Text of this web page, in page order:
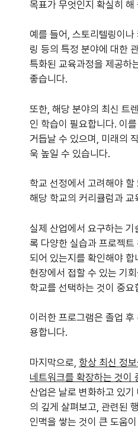
목표가 무엇인지 확실히 해
예를 들어, 스토리텔링이
링 등의 특정 분야에 대한
특화된 교육과정을 제공하
좋습니다.
또한, 해당 분야의 최신 트
인 학습이 필요합니다. 이
거듭날 수 있으며, 미래의
욱 높일 수 있습니다.
학교 선정에서 고려해야
해당 학교의 커리큘럼과 교
실제 산업에서 요구하는
록 다양한 실습과 프로젝트
되어 있는지를 확인해야
현장에서 접할 수 있는 기
학교를 선택하는 것이 중요
이러한 프로그램은 졸업
용합니다.
마지막으로, 항상 최신 정
네트워크를 확장하는 것이
산업은 날로 변화하고 있
의 깊게 살펴보고, 관련된
인맥을 쌓는 것이 큰 도움